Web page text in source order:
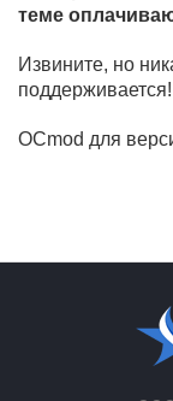
теме
Извините, но
поддерживается!
OCmod для